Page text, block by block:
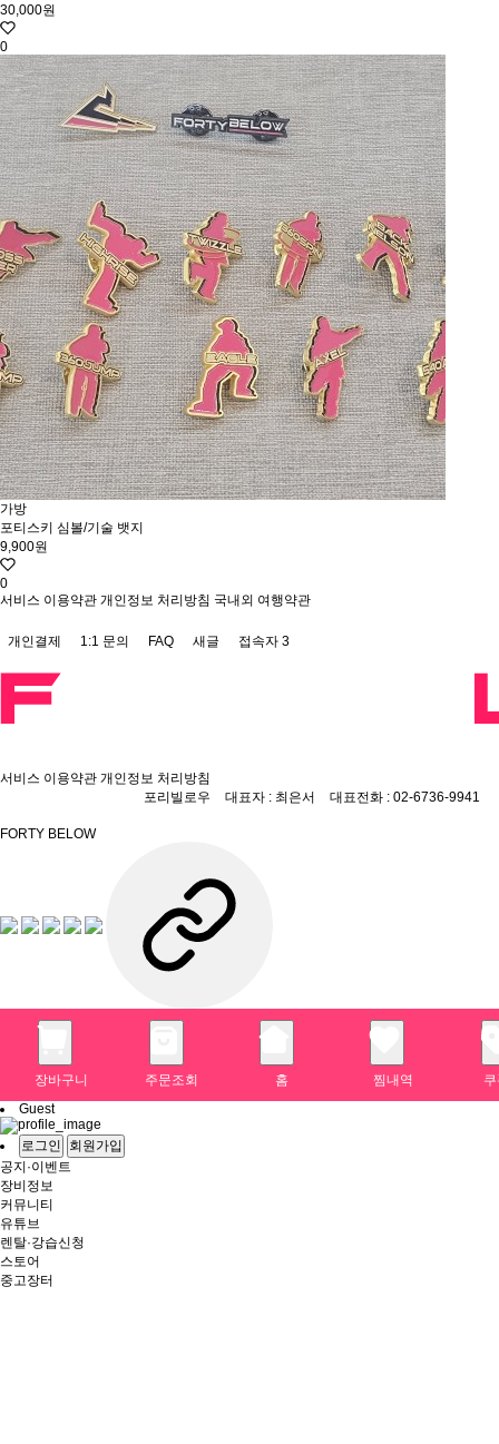
30,000원
0
가방
포티스키 심볼/기술 뱃지
9,900원
0
서비스 이용약관 개인정보 처리방침 국내외 여행약관
개인결제 1:1 문의 FAQ 새글 접속자 3
서비스 이용약관 개인정보 처리방침
포리빌로우
대표자 : 최은서 대표전화 : 02-6736-9941
FORTY BELOW
장바구니 주문조회 홈 찜내역
Guest
로그인
회원가입
공지·이벤트
장비정보
커뮤니티
유튜브
렌탈·강습신청
스토어
중고장터